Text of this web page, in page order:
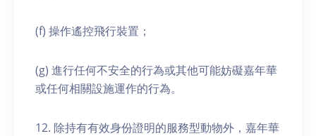
(f) 操作遙控飛行裝置；
(g) 進行任何不安全的行為或其他可能妨礙嘉年華
或任何相關設施運作的行為。
12. 除持有有效身份證明的服務型動物外，嘉年華